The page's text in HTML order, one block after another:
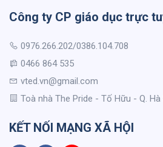
Công ty CP giáo dục trực
0976.266.202/0386.104.708
0466 864 535
vted.vn@gmail.com
Toà nhà The Pride - Tố Hữu - Q.
KẾT NỐI MẠNG XÃ HỘI